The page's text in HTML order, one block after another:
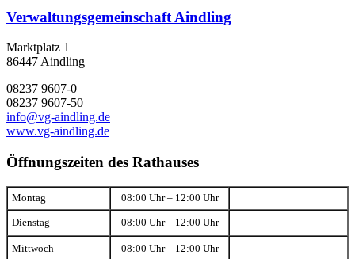
Verwaltungsgemeinschaft Aindling
Marktplatz 1
86447 Aindling
08237 9607-0
08237 9607-50
info@vg-aindling.de
www.vg-aindling.de
Öffnungszeiten des Rathauses
Montag 08:00 Uhr – 12:00 Uhr
Dienstag 08:00 Uhr – 12:00 Uhr
Mittwoch 08:00 Uhr – 12:00 Uhr